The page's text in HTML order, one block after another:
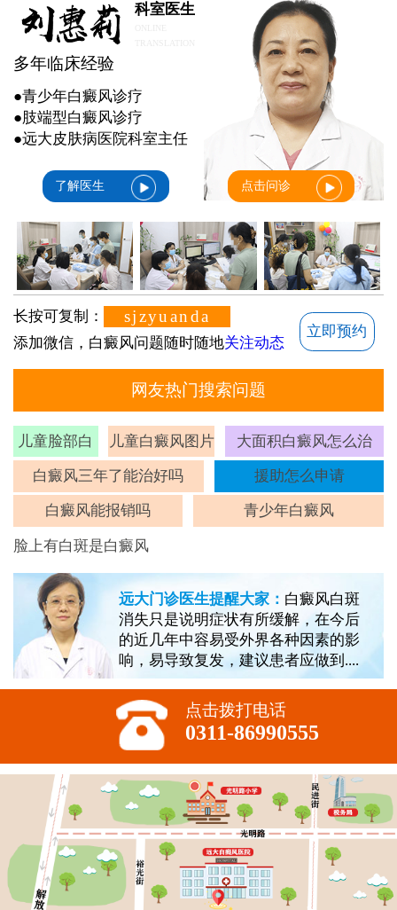
科室医生
多年临床经验
●青少年白癜风诊疗
●肢端型白癜风诊疗
●远大皮肤病医院科室主任
了解医生 点击问诊
长按可复制： sjzyuanda
添加微信，白癜风问题随时随地关注动态
立即预约
网友热门搜索问题
儿童脸部白
斑
儿童白癜风图片 大面积白癜风怎么治
白癜风三年了能治好吗 援助怎么申请
白癜风能报销吗 青少年白癜风
脸上有白斑是白癜风
远大门诊医生提醒大家： 白癜风白斑
消失只是说明症状有所缓解，在今后
的近几年中容易受外界各种因素的影
响，易导致复发，建议患者应做到....
点击拨打电话
0311-86990555